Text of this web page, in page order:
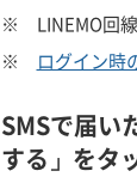
※
LINEMO回
※
ログイン時
SMSで届い
する」をタ